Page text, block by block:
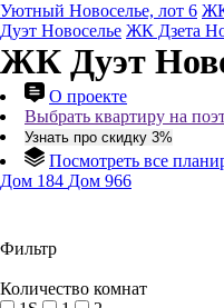
Уютный Новоселье, лот 6
Дуэт Новоселье ЖК Дзета
ЖК Дуэт
О проекте
Выбрать квартиру на
Узнать про скидку 3%
Посмотреть все
Дом 184 Дом 966
Фильтр
Количество комнат